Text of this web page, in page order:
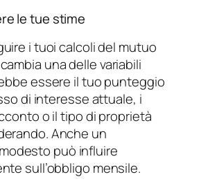
le tue stime
i tuoi calcoli del mutuo
una delle variabili
essere il tuo punteggio
di interesse attuale, i
o il tipo di proprietà
Anche un
può influire
sull’obbligo mensile.